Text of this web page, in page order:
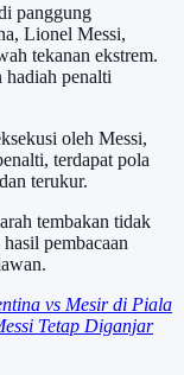
panggung
Lionel Messi,
tekanan ekstrem.
hadiah penalti
oleh Messi,
terdapat pola
terukur.
tembakan tidak
pembacaan
vs Mesir di Piala
Tetap Diganjar